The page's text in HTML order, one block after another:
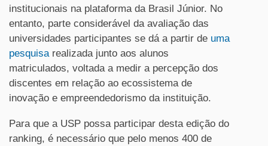
institucionais na plataforma da Brasil Júnior. No
entanto, parte considerável da avaliação das
universidades participantes se dá a partir de uma
pesquisarealizada junto aos alunos
matriculados, voltada a medir a percepção dos
discentes em relação ao ecossistema de
inovação e empreendedorismo da instituição.
Para que a USP possa participar desta edição do
ranking, é necessário que pelo menos 400 de